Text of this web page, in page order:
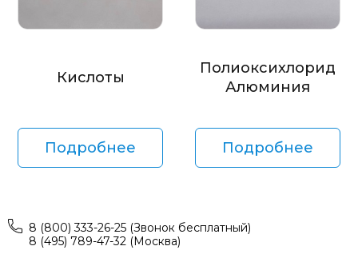
Кислоты
Подробнее
Полиоксихлорид
Алюминия
Подробнее
8 (800) 333-26-25 (Звонок бесплатный)
8 (495) 789-47-32 (Москва)